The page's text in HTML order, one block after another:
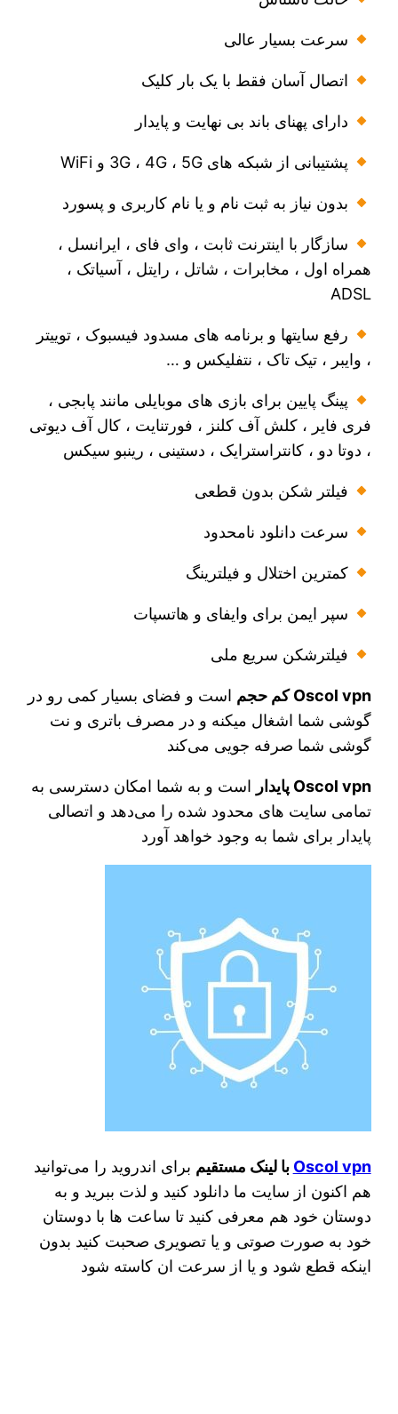
سرعت بسیار عالی
اتصال آسان فقط با یک بار کلیک
دارای پهنای باند بی نهایت و پایدار
پشتیبانی از شبکه های 3G ، 4G ، 5G و WiFi
بدون نیاز به ثبت نام و یا نام کاربری و پسورد
سازگار با اینترنت ثابت ، وای فای ، ایرانسل ،
همراه اول ، مخابرات ، شاتل ، رایتل ، آسیاتک ،
ADSL
رفع سایتها و برنامه های مسدود فیسبوک ، توییتر
، وایبر ، تیک تاک ، نتفلیکس و …
پینگ پایین برای بازی های موبایلی مانند پابجی ،
فری فایر ، کلش آف کلنز ، فورتنایت ، کال آف دیوتی
، دوتا دو ، کانتراسترایک ، دستینی ، رینبو سیکس
فیلتر شکن بدون قطعی
سرعت دانلود نامحدود
کمترین اختلال و فیلترینگ
سپر ایمن برای وایفای و هاتسپات
فیلترشکن سریع ملی
Oscol vpn کم حجم
است و فضای بسیار کمی رو در
گوشی شما اشغال میکنه و در مصرف باتری و نت
گوشی شما صرفه جویی می‌کند
Oscol vpn پایدار
است و به شما امکان دسترسی به
تمامی سایت های محدود شده را می‌دهد و اتصالی
پایدار برای شما به وجود خواهد آورد
Oscol vpn با لینک مستقیم برای اندروید را می‌توانید
هم اکنون از سایت ما دانلود کنید و لذت ببرید و به
دوستان خود هم معرفی کنید تا ساعت ها با دوستان
خود به صورت صوتی و یا تصویری صحبت کنید بدون
اینکه قطع شود و یا از سرعت ان کاسته شود